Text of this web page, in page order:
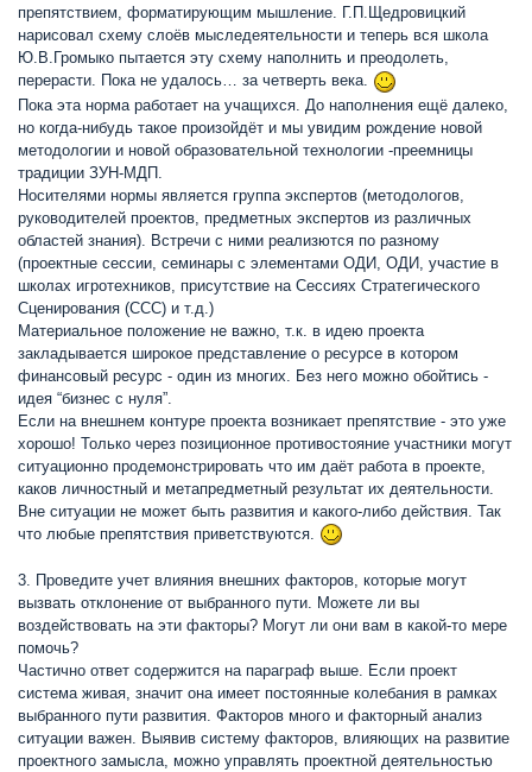
препятствием, форматирующим мышление. Г.П.Щедровицкий
нарисовал схему слоёв мыследеятельности и теперь вся школа
Ю.В.Громыко пытается эту схему наполнить и преодолеть,
перерасти. Пока не удалось… за четверть века.
Пока эта норма работает на учащихся. До наполнения ещё далеко,
но когда-нибудь такое произойдёт и мы увидим рождение новой
методологии и новой образовательной технологии -преемницы
традиции ЗУН-МДП.
Носителями нормы является группа экспертов (методологов,
руководителей проектов, предметных экспертов из различных
областей знания). Встречи с ними реализются по разному
(проектные сессии, семинары с элементами ОДИ, ОДИ, участие в
школах игротехников, присутствие на Сессиях Стратегического
Сценирования (ССС) и т.д.)
Материальное положение не важно, т.к. в идею проекта
закладывается широкое представление о ресурсе в котором
финансовый ресурс - один из многих. Без него можно обойтись -
идея “бизнес с нуля”.
Если на внешнем контуре проекта возникает препятствие - это уже
хорошо! Только через позиционное противостояние участники могут
ситуационно продемонстрировать что им даёт работа в проекте,
каков личностный и метапредметный результат их деятельности.
Вне ситуации не может быть развития и какого-либо действия. Так
что любые препятствия приветствуются.
3. Проведите учет влияния внешних факторов, которые могут
вызвать отклонение от выбранного пути. Можете ли вы
воздействовать на эти факторы? Могут ли они вам в какой-то мере
помочь?
Частично ответ содержится на параграф выше. Если проект
система живая, значит она имеет постоянные колебания в рамках
выбранного пути развития. Факторов много и факторный анализ
ситуации важен. Выявив систему факторов, влияющих на развитие
проектного замысла, можно управлять проектной деятельностью